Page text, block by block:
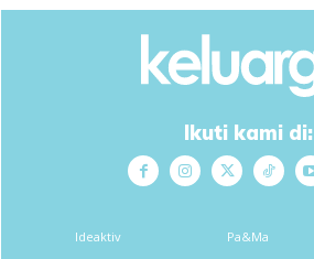
GRADUASI YANG KE-5
Ikuti kami di:
Ideaktiv Pa&Ma